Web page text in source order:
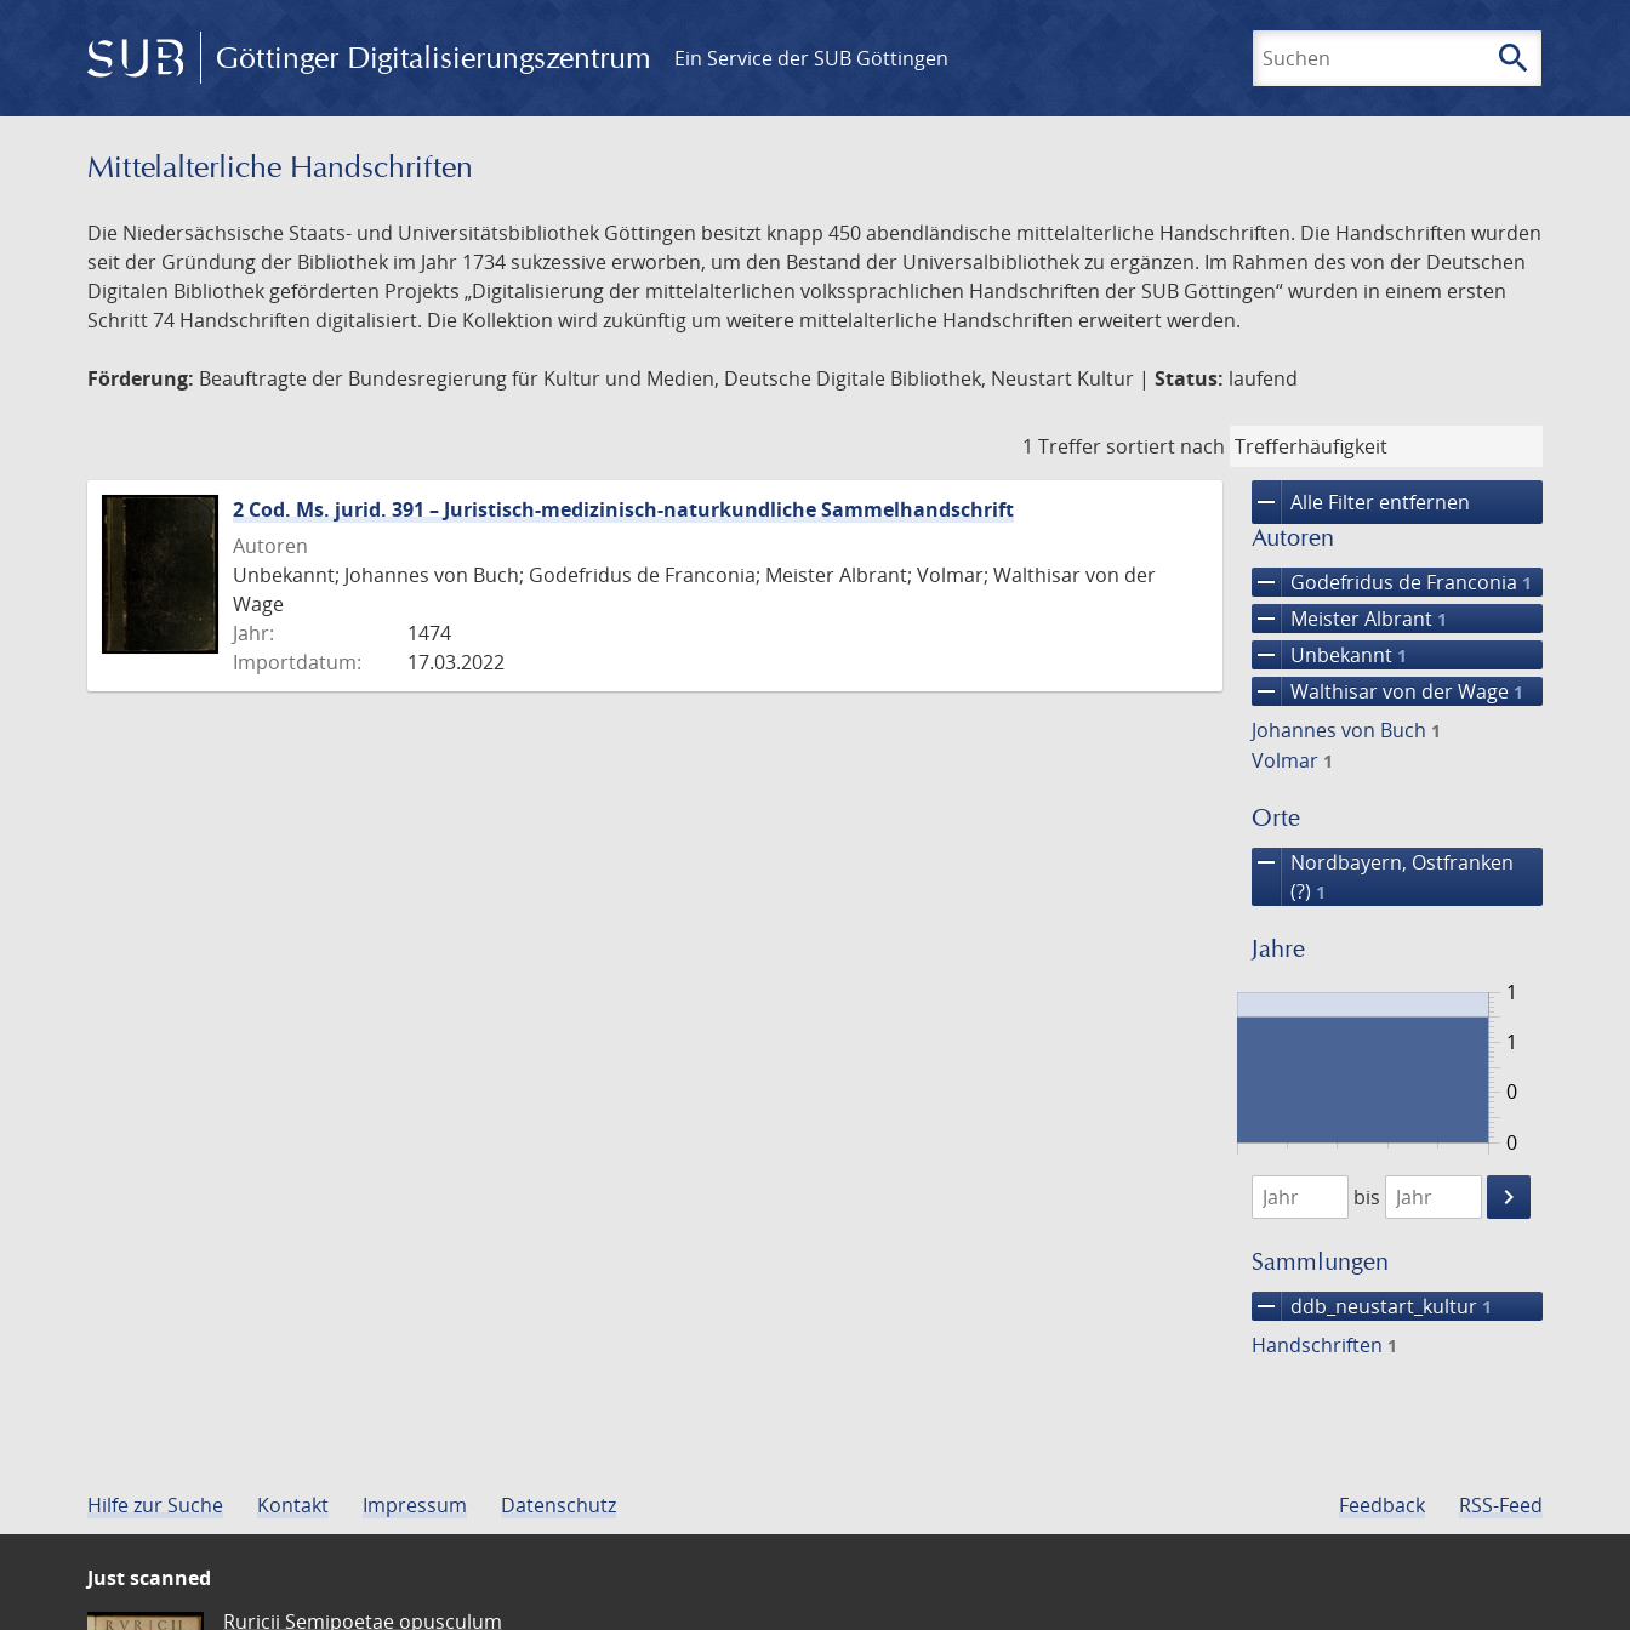
Göttinger Digitalisierungszentrum Ein Service der SUB Göttingen search
Mittelalterliche Handschriften
Die Niedersächsische Staats- und Universitätsbibliothek Göttingen besitzt knapp 450 abendländische mittelalterliche Handschriften. Die Handschriften wurden
seit der Gründung der Bibliothek im Jahr 1734 sukzessive erworben, um den Bestand der Universalbibliothek zu ergänzen. Im Rahmen des von der Deutschen
Digitalen Bibliothek geförderten Projekts „Digitalisierung der mittelalterlichen volkssprachlichen Handschriften der SUB Göttingen“ wurden in einem ersten
Schritt 74 Handschriften digitalisiert. Die Kollektion wird zukünftig um weitere mittelalterliche Handschriften erweitert werden.
Förderung: Beauftragte der Bundesregierung für Kultur und Medien, Deutsche Digitale Bibliothek, Neustart Kultur | Status: laufend
1 Treffer sortiert nach
remove Alle Filter entfernen
Autoren
remove Godefridus de Franconia 1
remove Meister Albrant 1
remove Unbekannt 1
remove Walthisar von der Wage 1
Johannes von Buch 1
Volmar 1
Orte
remove
Nordbayern, Ostfranken
(?) 1
Jahre
0
1
0
1
1474
1475
bis
keyboard_arrow_right
Suche
Sammlungen
remove ddb_neustart_kultur 1
Handschriften 1
2 Cod. Ms. jurid. 391 – Juristisch-medizinisch-naturkundliche Sammelhandschrift
Autoren
Unbekannt; Johannes von Buch; Godefridus de Franconia; Meister Albrant; Volmar; Walthisar von der
Wage
Jahr:
1474
Importdatum:
17.03.2022
Hilfe zur Suche Kontakt Impressum Datenschutz Feedback RSS-Feed
Just scanned
Ruricii Semipoetae opusculum